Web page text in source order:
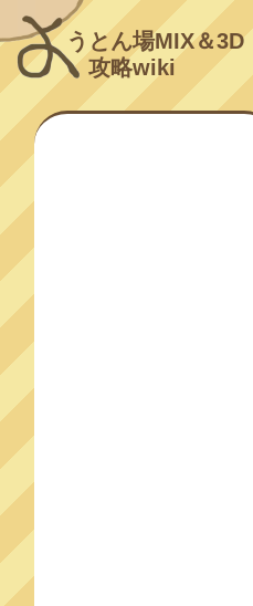
うとん場MIX＆3D
攻略wiki